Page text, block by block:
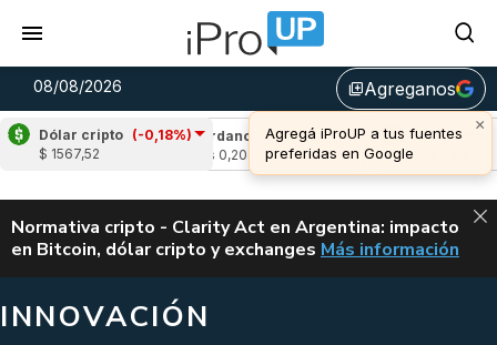
08/08/2026 library_addAgreganos
×
Agregá iProUP a tus fuentes
preferidas en Google
Dólar cripto (-0,18%)
$ 1567,52
Cardano (-0,56%)
u$s 0,20
Avalanche
u$s 6,55
ALERTA
Normativa cripto - Clarity Act en Argentina: impacto
en Bitcoin, dólar cripto y exchanges CLARITY ACT EN
Más información
INNOVACIÓN